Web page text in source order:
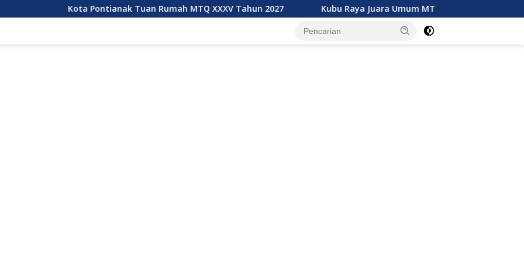
Kota Pontianak Tuan Rumah MTQ XXXV Tahun 2027 Kubu Raya Juara Umum MTQ XXXIV Kalbar, Geser Mempawah